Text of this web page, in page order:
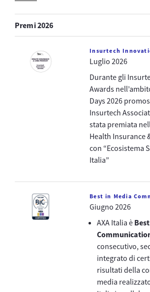
Premi 2026
Insurtech
Luglio 2026
Durante gli
Awards
Days 2026
Insurtech
stata premiata
Health Insurance
con “Ecosistema
Italia”
Best in Media
Giugno 2026
AXA Italia è
consecutivo,
integrato di
risultati della
media